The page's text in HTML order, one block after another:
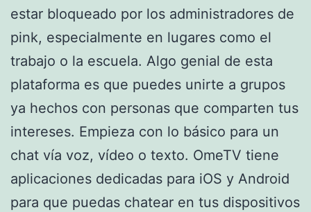
estar bloqueado por los administradores de
pink, especialmente en lugares como el
trabajo o la escuela. Algo genial de esta
plataforma es que puedes unirte a grupos
ya hechos con personas que comparten tus
intereses. Empieza con lo básico para un
chat vía voz, vídeo o texto. OmeTV tiene
aplicaciones dedicadas para iOS y Android
para que puedas chatear en tus dispositivos